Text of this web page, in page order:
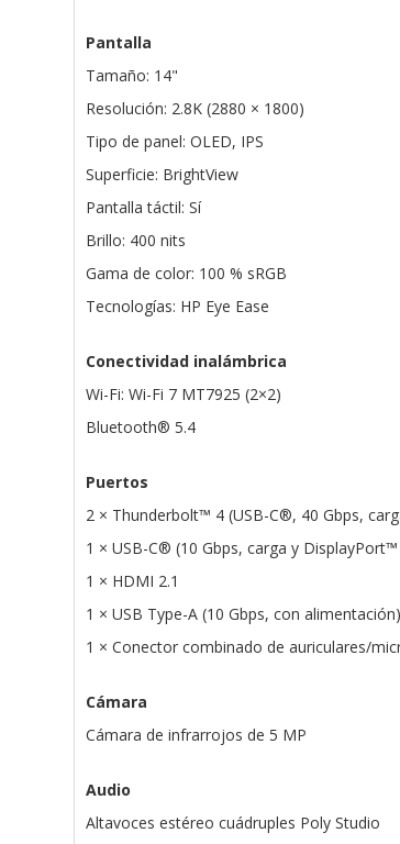
Pantalla
Tamaño: 14"
Resolución: 2.8K (2880 × 1800)
Tipo de panel: OLED, IPS
Superficie: BrightView
Pantalla táctil: Sí
Brillo: 400 nits
Gama de color: 100 % sRGB
Tecnologías: HP Eye Ease
Conectividad inalámbrica
Wi-Fi: Wi-Fi 7 MT7925 (2×2)
Bluetooth® 5.4
Puertos
2 × Thunderbolt™ 4 (USB-C®, 40 Gbps,
1 × USB-C® (10 Gbps, carga y DisplayPort™
1 × HDMI 2.1
1 × USB Type-A (10 Gbps, con alimentación)
1 × Conector combinado de auriculares/
Cámara
Cámara de infrarrojos de 5 MP
Audio
Altavoces estéreo cuádruples Poly Studio